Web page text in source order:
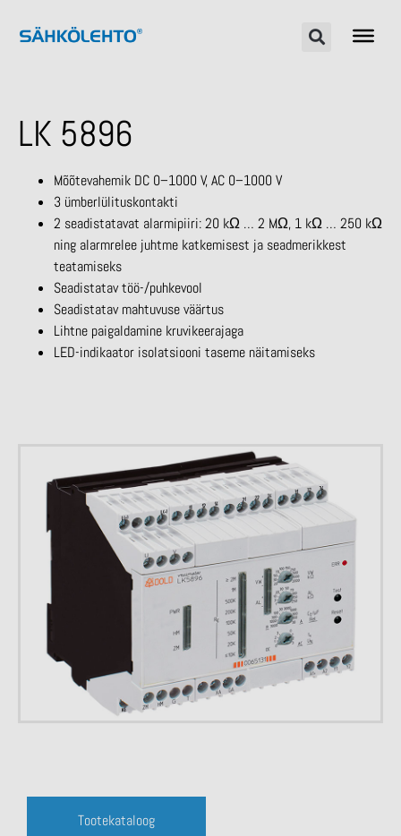
LK 5896
Mõõtevahemik DC 0–1000 V, AC 0–1000 V
3 ümberlülituskontakti
2 seadistatavat alarmipiiri: 20 kΩ … 2 MΩ, 1 kΩ … 250 kΩ
ning alarmrelee juhtme katkemisest ja seadmerikkest
teatamiseks
Seadistatav töö-/puhkevool
Seadistatav mahtuvuse väärtus
Lihtne paigaldamine kruvikeerajaga
LED-indikaator isolatsiooni taseme näitamiseks
Tootekataloog